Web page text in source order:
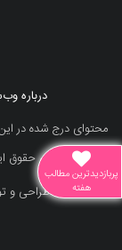
درباره
محتوای درج شده در
تمامی حقوق
طراحی و
پربازدیدترین مطالب
هفته